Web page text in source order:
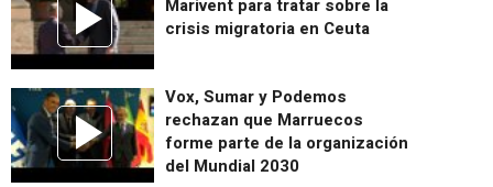
Marivent para tratar sobre la
crisis migratoria en Ceuta
Vox, Sumar y Podemos
rechazan que Marruecos
forme parte de la organización
del Mundial 2030